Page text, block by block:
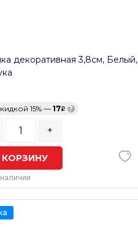
декоративная 3,8см, Белый,
15% — 17 ?
+
КОРЗИНУ